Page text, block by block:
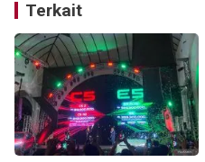
Terkait